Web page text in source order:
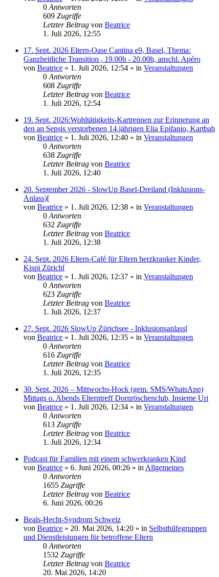
0 Antworten
609 Zugriffe
Letzter Beitrag von Beatrice
1. Juli 2026, 12:55
17. Sept. 2026 Eltern-Oase Cantina e9, Basel, Thema:
Ganzheitliche Transition , 19.00h - 20.00h, anschl. Apéro
von Beatrice » 1. Juli 2026, 12:54 » in Veranstaltungen
0 Antworten
608 Zugriffe
Letzter Beitrag von Beatrice
1. Juli 2026, 12:54
19. Sept. 2026:Wohltätigkeits-Kartrennen zur Erinnerung an
den an Sepsis verstorbenen 14.jährigen Elia Epifanio, Kartbah
von Beatrice » 1. Juli 2026, 12:40 » in Veranstaltungen
0 Antworten
638 Zugriffe
Letzter Beitrag von Beatrice
1. Juli 2026, 12:40
20. September 2026 - SlowUp Basel-Dreiland (Inklusions-
Anlass)[
von Beatrice » 1. Juli 2026, 12:38 » in Veranstaltungen
0 Antworten
632 Zugriffe
Letzter Beitrag von Beatrice
1. Juli 2026, 12:38
24. Sept. 2026 Eltern-Café für Eltern herzkranker Kinder,
Kispi Zürich[
von Beatrice » 1. Juli 2026, 12:37 » in Veranstaltungen
0 Antworten
623 Zugriffe
Letzter Beitrag von Beatrice
1. Juli 2026, 12:37
27. Sept. 2026 SlowUp Zürichsee - Inklusionsanlass[
von Beatrice » 1. Juli 2026, 12:35 » in Veranstaltungen
0 Antworten
616 Zugriffe
Letzter Beitrag von Beatrice
1. Juli 2026, 12:35
30. Sept. 2026 – Mittwochs-Hock (gem. SMS/WhatsApp)
Mittags o. Abends Elterntreff Dornröschenclub, Insieme Uri
von Beatrice » 1. Juli 2026, 12:34 » in Veranstaltungen
0 Antworten
613 Zugriffe
Letzter Beitrag von Beatrice
1. Juli 2026, 12:34
Podcast für Familien mit einem schwerkranken Kind
von Beatrice » 6. Juni 2026, 00:26 » in Allgemeines
0 Antworten
1655 Zugriffe
Letzter Beitrag von Beatrice
6. Juni 2026, 00:26
Beals-Hecht-Syndrom Schweiz
von Beatrice » 20. Mai 2026, 14:20 » in Selbsthilfegruppen
und Dienstleistungen für betroffene Eltern
0 Antworten
1532 Zugriffe
Letzter Beitrag von Beatrice
20. Mai 2026, 14:20